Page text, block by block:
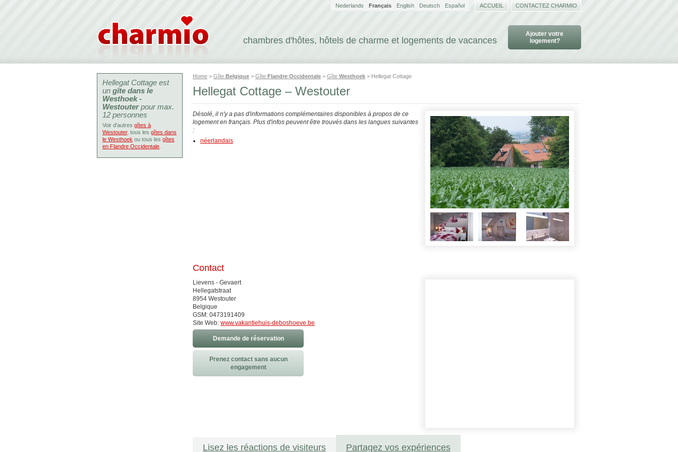
chambres d'hôtes, hôtels de charme et logements de vacances
Ajouter votre
logement?
Nederlands Français English Deutsch Español ACCUEIL CONTACTEZ CHARMIO
Home > Gîte Belgique > Gîte Flandre Occidentale > Gîte Westhoek > Hellegat Cottage
Hellegat Cottage – Westouter
Désolé, il n'y a pas d'informations complémentaires disponibles à propos de ce
logement en français. Plus d'infos peuvent être trouvés dans les langues suivantes
:
néerlandais
Contact
Lievens - Gevaert
Hellegatstraat
8954 Westouter
Belgique
GSM: 0473191409
Site Web: www.vakantiehuis-deboshoeve.be
Demande de réservation
Prenez contact sans aucun
engagement
Lisez les réactions de visiteurs Partagez vos expériences
Hellegat Cottage est
un gîte dans le
Westhoek -
Westouterpour max.
12 personnes
Voir d'autres gîtes à
Westouter, tous les gîtes dans
le Westhoek ou tous les gîtes
en Flandre Occidentale